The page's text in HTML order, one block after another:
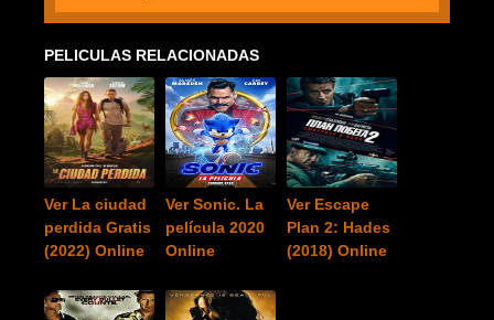
PELICULAS RELACIONADAS
Ver La ciudad
perdida Gratis
(2022) Online
Ver Sonic. La
película 2020
Online
Ver Escape
Plan 2: Hades
(2018) Online